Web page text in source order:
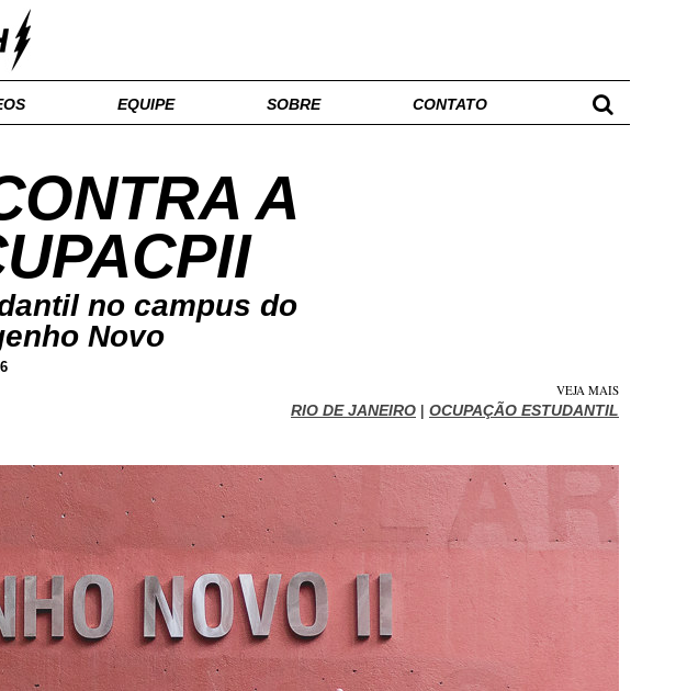
EQUIPE SOBRE CONTATO
A
no campus do
Novo
VEJA MAIS
RIO DE JANEIRO | OCUPAÇÃO ESTUDANTIL